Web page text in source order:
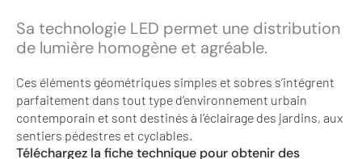
Sa technologie LED permet une distribution
de lumière homogène et agréable.
Ces éléments géométriques simples et sobres s’intégrent
parfaitement dans tout type d’environnement urbain
contemporain et sont destinés à l’éclairage des jardins, aux
sentiers pédestres et cyclables.
Téléchargez la fiche technique pour obtenir des